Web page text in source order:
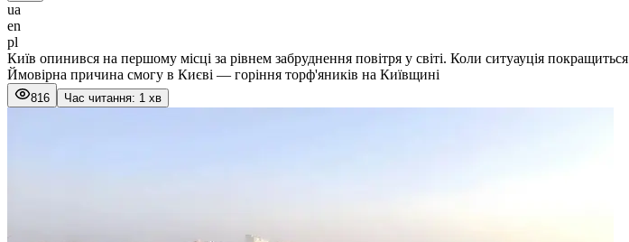
ua
en
pl
Київ опинився на першому місці за рівнем забруднення повітря у світі. Коли ситуауція покращиться
Ймовірна причина смогу в Києві — горіння торф'яників на Київщині
816 Час читання: 1 хв